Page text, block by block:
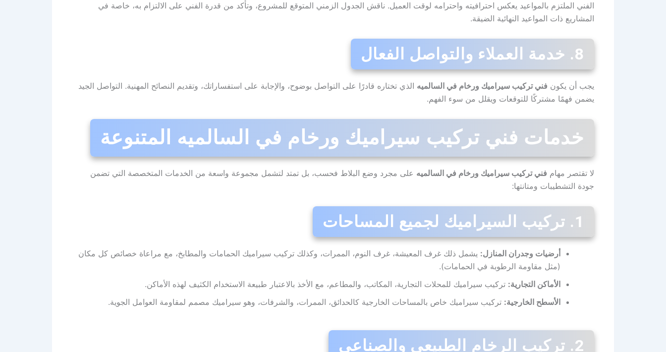
الفني الملتزم بالمواعيد يعكس احترافيته واحترامه لوقت العميل. ناقش الجدول الزمني المتوقع للمشروع، وتأكد من قدرة الفني على الالتزام به، خاصة في
المشاريع ذات المواعيد النهائية الضيقة.
8. خدمة العملاء والتواصل الفعال
يجب أن يكون فني تركيب سيراميك ورخام في السالميه الذي تختاره قادرًا على التواصل بوضوح، والإجابة على استفساراتك، وتقديم النصائح المهنية. التواصل الجيد
يضمن فهمًا مشتركًا للتوقعات ويقلل من سوء الفهم.
خدمات فني تركيب سيراميك ورخام في السالميه المتنوعة
لا تقتصر مهام فني تركيب سيراميك ورخام في السالميه على مجرد وضع البلاط فحسب، بل تمتد لتشمل مجموعة واسعة من الخدمات المتخصصة التي تضمن
جودة التشطيبات ومتانتها:
1. تركيب السيراميك لجميع المساحات
أرضيات وجدران المنازل: يشمل ذلك غرف المعيشة، غرف النوم، الممرات، وكذلك تركيب سيراميك الحمامات والمطابخ، مع مراعاة خصائص كل مكان
(مثل مقاومة الرطوبة في الحمامات).
الأماكن التجارية: تركيب سيراميك للمحلات التجارية، المكاتب، والمطاعم، مع الأخذ بالاعتبار طبيعة الاستخدام الكثيف لهذه الأماكن.
الأسطح الخارجية: تركيب سيراميك خاص بالمساحات الخارجية كالحدائق، الممرات، والشرفات، وهو سيراميك مصمم لمقاومة العوامل الجوية.
2. تركيب الرخام الطبيعي والصناعي